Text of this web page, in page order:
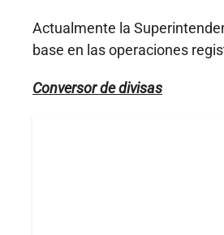
Actualmente la
base en las operaciones
Conversor de divisas